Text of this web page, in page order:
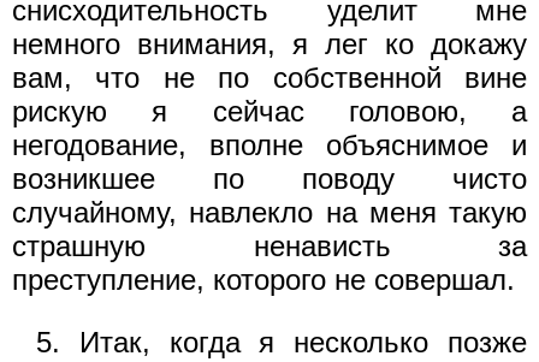
снисходительность уделит мне
немного внимания, я лег ко докажу
вам, что не по собственной вине
рискую я сейчас головою, а
негодование, вполне объяснимое и
возникшее по поводу чисто
случайному, навлекло на меня такую
страшную ненависть за
преступление, которого не совершал.
5. Итак, когда я несколько позже